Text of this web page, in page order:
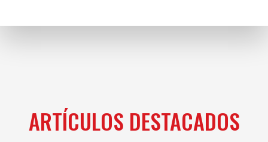
ARTÍCULOS DESTACADOS